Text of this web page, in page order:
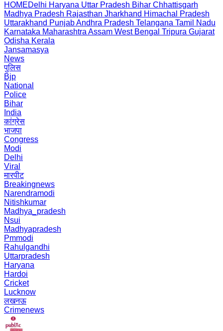
HOMEDelhi Haryana Uttar Pradesh Bihar Chhattisgarh
Madhya Pradesh Rajasthan Jharkhand Himachal Pradesh
Uttarakhand PunjabAndhra Pradesh Telangana Tamil Nadu
Karnataka Maharashtra Assam West Bengal Tripura Gujarat
Odisha Kerala
Jansamasya
News
पुलिस
Bjp
National
Police
Bihar
India
कांग्रेस
भाजपा
Congress
Modi
Delhi
Viral
मारपीट
Breakingnews
Narendramodi
Nitishkumar
Madhya_pradesh
Nsui
Madhyapradesh
Pmmodi
Rahulgandhi
Uttarpradesh
Haryana
Hardoi
Cricket
Lucknow
लखनऊ
Crimenews